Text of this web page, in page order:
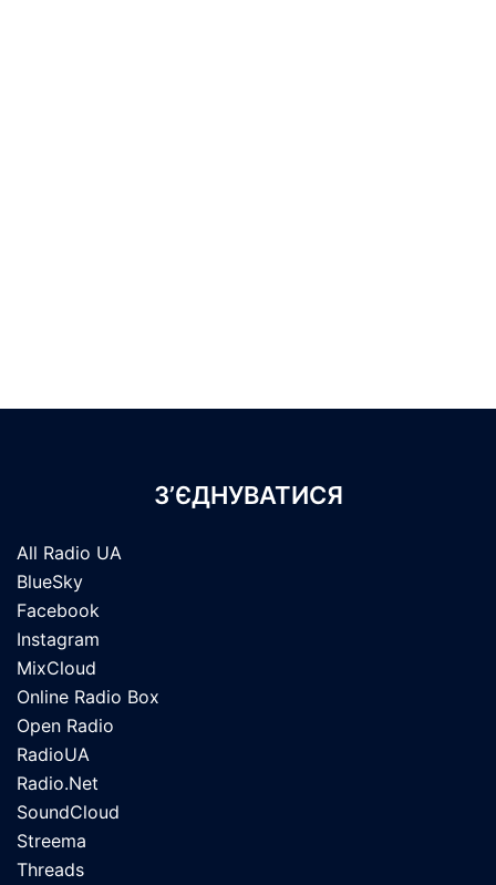
З’ЄДНУВАТИСЯ
All Radio UA
BlueSky
Facebook
Instagram
MixCloud
Online Radio Box
Open Radio
RadioUA
Radio.Net
SoundCloud
Streema
Threads